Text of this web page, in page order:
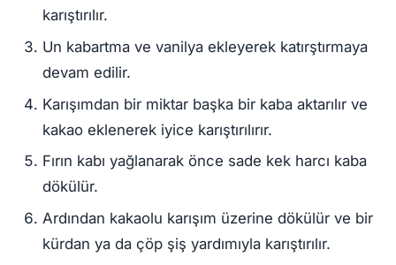
karıştırılır.
Un kabartma ve vanilya ekleyerek katırştırmaya
devam edilir.
Karışımdan bir miktar başka bir kaba aktarılır ve
kakao eklenerek iyice karıştırılırır.
Fırın kabı yağlanarak önce sade kek harcı kaba
dökülür.
Ardından kakaolu karışım üzerine dökülür ve bir
kürdan ya da çöp şiş yardımıyla karıştırılır.